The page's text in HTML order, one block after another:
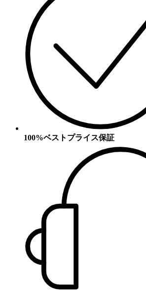
100%ベストプライス保証